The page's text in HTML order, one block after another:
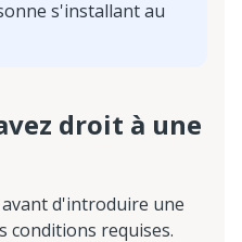
s'installant au
droit à une
d'introduire une
conditions requises.